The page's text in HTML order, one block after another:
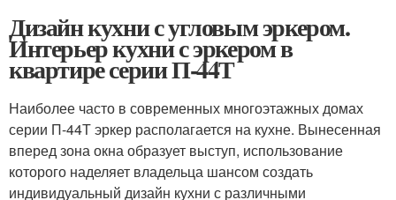
Дизайн кухни с угловым эркером.
Интерьер кухни с эркером в
квартире серии П-44Т
Наиболее часто в современных многоэтажных домах
серии П-44Т эркер располагается на кухне. Вынесенная
вперед зона окна образует выступ, использование
которого наделяет владельца шансом создать
индивидуальный дизайн кухни с различными